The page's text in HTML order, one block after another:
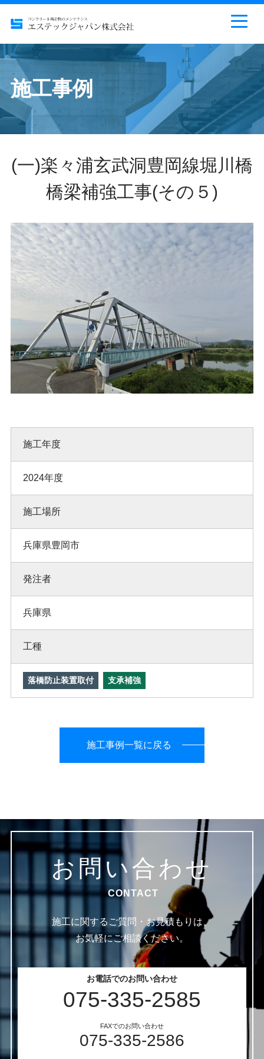
施工事例
(一)楽々浦玄武洞豊岡線堀川橋
橋梁補強工事(その５)
施工年度
2024年度
施工場所
兵庫県豊岡市
発注者
兵庫県
工種
落橋防止装置取付 支承補強
施工事例一覧に戻る
お問い合わせ
CONTACT
施工に関するご質問・お見積もりは、
お気軽にご相談ください。
お電話でのお問い合わせ
075-335-2585
FAXでのお問い合わせ
075-335-2586